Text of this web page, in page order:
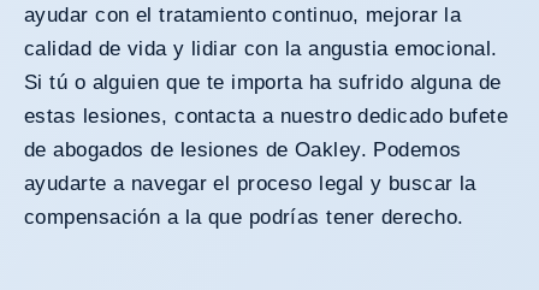
ayudar con el tratamiento continuo, mejorar la
calidad de vida y lidiar con la angustia emocional.
Si tú o alguien que te importa ha sufrido alguna de
estas lesiones, contacta a nuestro dedicado bufete
de abogados de lesiones de Oakley. Podemos
ayudarte a navegar el proceso legal y buscar la
compensación a la que podrías tener derecho.